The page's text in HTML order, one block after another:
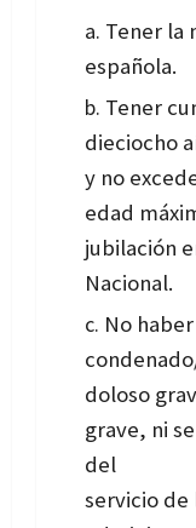
Tener la
española.
Tener
dieciocho
y no
edad
jubilación
Nacional.
No
doloso
grave, ni
del
servicio de